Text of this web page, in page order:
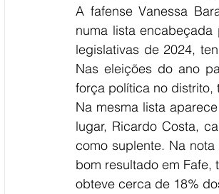
A fafense Vanessa
numa lista
legislativas de 2024,
Nas eleições do ano
força política no distrito,
Na mesma lista
lugar, Ricardo Costa,
como suplente. Na
bom resultado em Fafe,
obteve cerca de 18%